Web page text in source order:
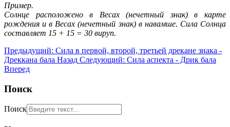
Пример.
Солнце расположено в Весах (нечетный знак) в карте
рождения и в Весах (нечетный знак) в навамше. Сила Солнца
составляет 15 + 15 = 30 вируп.
Предыдущий: Сила в первой, второй, третьей дрекане знака -
Дреккана бала Назад Следующий: Сила аспекта - Дрик бала
Вперед
Поиск
Поиск